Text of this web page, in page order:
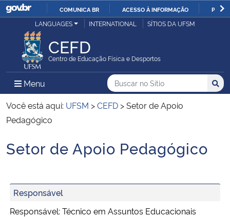
IR
COMUNICA BR ACESSO À INFORMAÇÃO
Ministério da Justiça e Segurança Pública
Ministério da Defesa
Ministério das Relações Exteriores
Ministério da Infraestrutura
Ministério da Agricultura, Pecuária e Abastecimento
Ministério da Educação
LANGUAGES INTERNATIONAL SÍTIOS DA UFSM
CEFD
Centro de Educação Física e Desportos
Menu Menu Principal do Sítio
Busca
Buscar no no Sítio
Busca:
Você está aqui: UFSM >CEFD >Setor de Apoio
Pedagógico
Início do conteúdo
Setor de Apoio Pedagógico
Responsável
Responsável: Técnico em Assuntos Educacionais